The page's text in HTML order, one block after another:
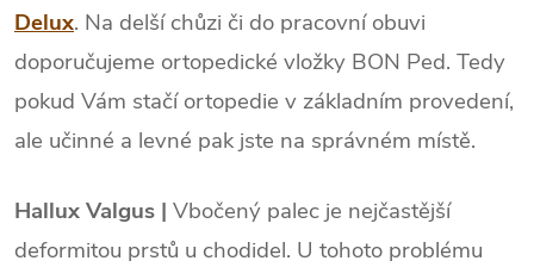
Delux. Na delší chůzi či do pracovní obuvi
doporučujeme ortopedické vložky BON Ped. Tedy
pokud Vám stačí ortopedie v základním provedení,
ale učinné a levné pak jste na správném místě.
Hallux Valgus | Vbočený palec je nejčastější
deformitou prstů u chodidel. U tohoto problému